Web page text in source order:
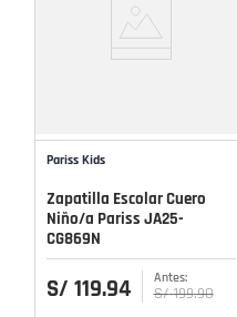
Pariss Kids
Zapatilla Escolar Cuero
Niño/a Pariss JA25-
CG869N
S/ 119.94 S/ 199.90